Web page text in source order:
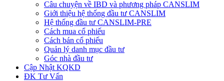
Câu chuyện về IBD và phương pháp CANSLIM
Giới thiệu hệ thống đầu tư CANSLIM
Hệ thống đầu tư CANSLIM-PRE
Cách mua cổ phiếu
Cách bán cổ phiếu
Quản lý danh mục đầu tư
Góc nhà đầu tư
Cập Nhật KQKD
ĐK Tư Vấn